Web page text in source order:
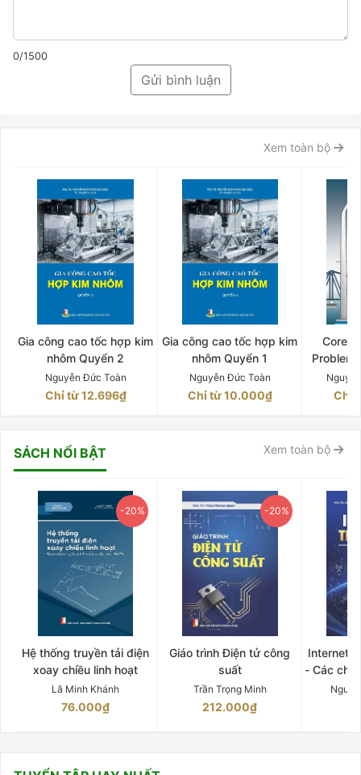
0/1500
Gửi bình luận
Xem toàn bộ
Gia công cao tốc hợp kim
nhôm Quyển 2
Nguyễn Đức Toàn
Chỉ từ 12.696₫
Gia công cao tốc hợp kim
nhôm Quyển 1
Nguyễn Đức Toàn
Chỉ từ 10.000₫
Core
OF
Chỉ
SÁCH NỔI BẬT Xem toàn bộ
-20%
Hệ thống truyền tải điện
xoay chiều linh hoạt
Lã Minh Khánh
76.000₫
-20%
Giáo trình Điện tử công
suất
Trần Trọng Minh
212.000₫
Internet
- Các